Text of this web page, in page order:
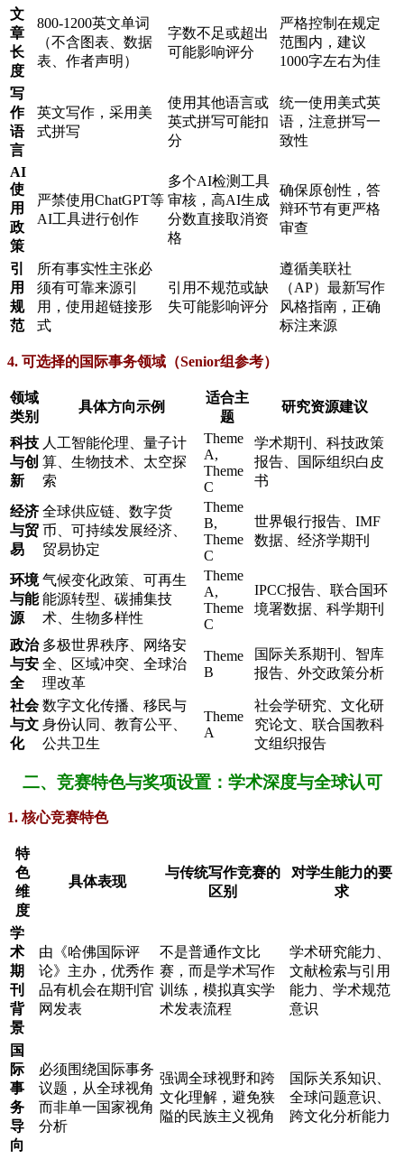
文
章
长
度
800-1200英文单词
（不含图表、数据
表、作者声明）
字数不足或超出
可能影响评分
严格控制在规定
范围内，建议
1000字左右为佳
写
作
语
言
英文写作，采用美
式拼写
使用其他语言或
英式拼写可能扣
分
统一使用美式英
语，注意拼写一
致性
AI
使
用
政
策
严禁使用ChatGPT等
AI工具进行创作
多个AI检测工具
审核，高AI生成
分数直接取消资
格
确保原创性，答
辩环节有更严格
审查
引
用
规
范
所有事实性主张必
须有可靠来源引
用，使用超链接形
式
引用不规范或缺
失可能影响评分
遵循美联社
（AP）最新写作
风格指南，正确
标注来源
4. 可选择的国际事务领域（Senior组参考）
领域
类别
具体方向示例
适合主
题
研究资源建议
科技
与创
新
人工智能伦理、量子计
算、生物技术、太空探
索
Theme
A,
Theme
C
学术期刊、科技政策
报告、国际组织白皮
书
经济
与贸
易
全球供应链、数字货
币、可持续发展经济、
贸易协定
Theme
B,
Theme
C
世界银行报告、IMF
数据、经济学期刊
环境
与能
源
气候变化政策、可再生
能源转型、碳捕集技
术、生物多样性
Theme
A,
Theme
C
IPCC报告、联合国环
境署数据、科学期刊
政治
与安
全
多极世界秩序、网络安
全、区域冲突、全球治
理改革
Theme
B
国际关系期刊、智库
报告、外交政策分析
社会
与文
化
数字文化传播、移民与
身份认同、教育公平、
公共卫生
Theme
A
社会学研究、文化研
究论文、联合国教科
文组织报告
二、竞赛特色与奖项设置：学术深度与全球认可
1. 核心竞赛特色
特
色
维
度
具体表现
与传统写作竞赛的
区别
对学生能力的要
求
学
术
期
刊
背
景
由《哈佛国际评
论》主办，优秀作
品有机会在期刊官
网发表
不是普通作文比
赛，而是学术写作
训练，模拟真实学
术发表流程
学术研究能力、
文献检索与引用
能力、学术规范
意识
国
际
事
务
导
向
必须围绕国际事务
议题，从全球视角
而非单一国家视角
分析
强调全球视野和跨
文化理解，避免狭
隘的民族主义视角
国际关系知识、
全球问题意识、
跨文化分析能力